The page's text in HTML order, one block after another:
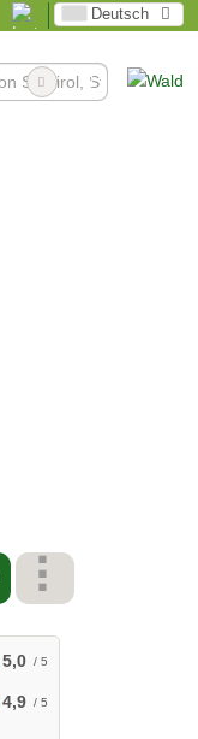
Deutsch
5,0
4,9